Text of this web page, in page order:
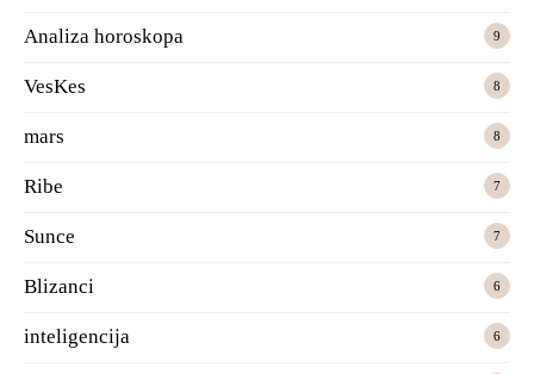
Analiza horoskopa 9
VesKes 8
mars 8
Ribe 7
Sunce 7
Blizanci 6
inteligencija 6